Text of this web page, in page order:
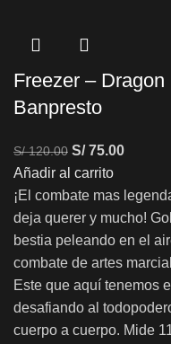
Freezer –
Banpresto
S/120.00 S/75.00
Añadir al carrito
¡El combate mas
deja querer y mucho!
bestia peleando en el
combate de artes
Este que aquí tenemos
desafiando al
cuerpo a cuerpo. Mide